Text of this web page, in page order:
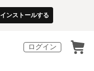
インストールする
ログイン